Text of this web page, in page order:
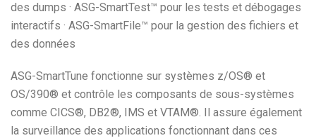
des dumps · ASG-SmartTest™ pour les tests et débogages
interactifs · ASG-SmartFile™ pour la gestion des fichiers et
des données
ASG-SmartTune fonctionne sur systèmes z/OS® et
OS/390® et contrôle les composants de sous-systèmes
comme CICS®, DB2®, IMS et VTAM®. Il assure également
la surveillance des applications fonctionnant dans ces